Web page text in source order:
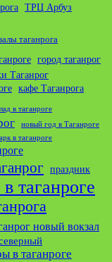
ТРЦ Арбуз
таганрога
город таганрог
Таганрог
кафе Таганрога
в таганроге
новый год в Таганроге
в таганроге
праздник
таганроге
новый вокзал
в таганроге